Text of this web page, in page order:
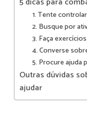
1. Tente
2. Busque por
3. Faça
4. Converse
5. Procure ajuda
Outras dúvidas
ajudar